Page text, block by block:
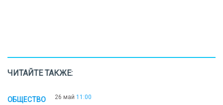
ЧИТАЙТЕ ТАКЖЕ:
ОБЩЕСТВО 26 май 11:00